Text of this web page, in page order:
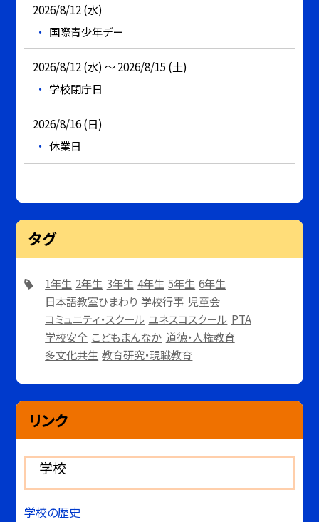
2026/8/12 (水)
国際青少年デー
2026/8/12 (水) ～ 2026/8/15 (土)
学校閉庁日
2026/8/16 (日)
休業日
タグ
1年生 2年生 3年生 4年生 5年生 6年生
日本語教室ひまわり 学校行事 児童会
コミュニティ・スクール ユネスコスクール PTA
学校安全 こどもまんなか 道徳・人権教育
多文化共生 教育研究・現職教育
リンク
学校
学校の歴史